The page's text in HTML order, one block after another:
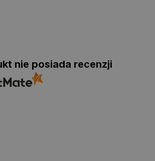
nie posiada recenzji